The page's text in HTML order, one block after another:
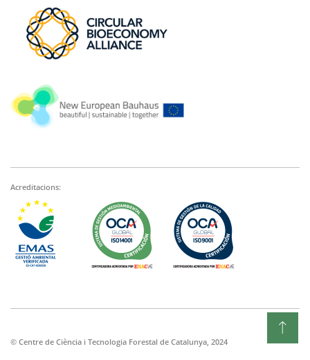
Acreditacions:
© Centre de Ciència i Tecnologia Forestal de Catalunya, 2024